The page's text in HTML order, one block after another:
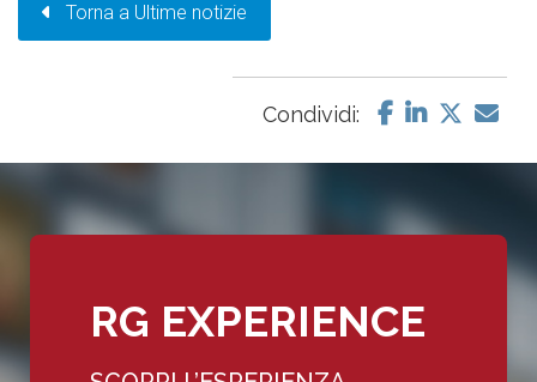
Torna a Ultime notizie
Condividi:
RG EXPERIENCE